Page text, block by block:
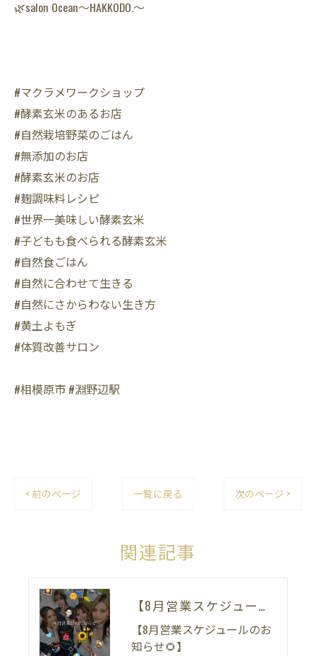
🌿salon Ocean〜HAKKODO.〜
#マクラメワークショップ
#酵素玄米のあるお店
#自然栽培野菜のごはん
#無添加のお店
#酵素玄米のお店
#麹調味料レシピ
#世界一美味しい酵素玄米
#子どもも食べられる酵素玄米
#自然食ごはん
#自然に合わせて生きる
#自然にさからわない生き方
#黄土よもぎ
#体質改善サロン
#相模原市 #淵野辺駅
< 前のページ 一覧に戻る 次のページ >
関連記事
【8月営業スケジュールのお知らせ🌻】
【8月営業スケジュールのお
知らせ🌻】